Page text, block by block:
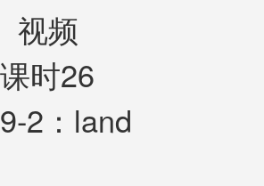
视频
课时26
9-2：land